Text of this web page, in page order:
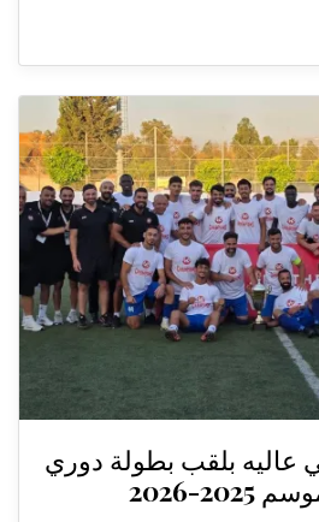
عاليه بلقب بطولة دوري
2026